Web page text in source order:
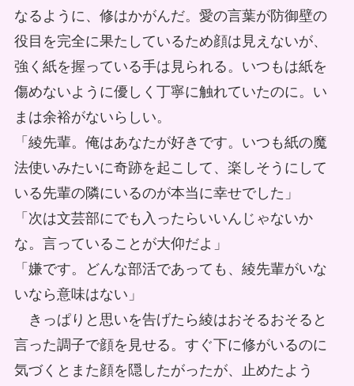
なるように、修はかがんだ。愛の言葉が防御壁の
役目を完全に果たしているため顔は見えないが、
強く紙を握っている手は見られる。いつもは紙を
傷めないように優しく丁寧に触れていたのに。い
まは余裕がないらしい。
「綾先輩。俺はあなたが好きです。いつも紙の魔
法使いみたいに奇跡を起こして、楽しそうにして
いる先輩の隣にいるのが本当に幸せでした」
「次は文芸部にでも入ったらいいんじゃないか
な。言っていることが大仰だよ」
「嫌です。どんな部活であっても、綾先輩がいな
いなら意味はない」
きっぱりと思いを告げたら綾はおそるおそると
言った調子で顔を見せる。すぐ下に修がいるのに
気づくとまた顔を隠したがったが、止めたよう